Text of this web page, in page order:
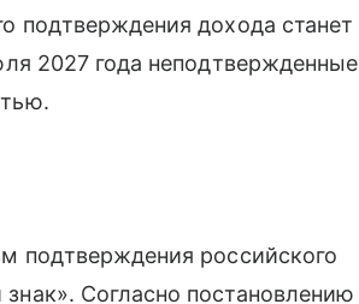
подтверждения дохода станет
2027 года неподтвержденные
подтверждения российского
Согласно постановлению